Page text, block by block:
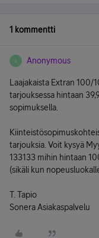
1 kommentti
A Anonymous
Laajakaista Extran
tarjouksessa hintaan
sopimuksella.
tarjouksia. Voit kysyä
133133 mihin hintaan
(sikäli kun
T. Tapio
Sonera Asiakaspalvelu